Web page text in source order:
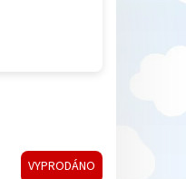
VYPRODÁNO